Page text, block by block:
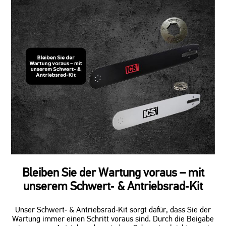
Bleiben Sie der Wartung voraus – mit
unserem Schwert‑ & Antriebsrad‑Kit
Unser Schwert‑ & Antriebsrad‑Kit sorgt dafür, dass Sie der
Wartung immer einen Schritt voraus sind. Durch die Beigabe